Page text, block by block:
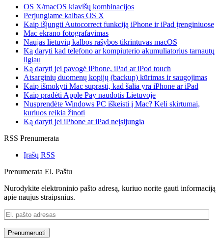
OS X/macOS klavišų kombinacijos
Perjungiame kalbas OS X
Kaip išjungti Autocorrect funkciją iPhone ir iPad įrenginiuose
Mac ekrano fotografavimas
Naujas lietuvių kalbos rašybos tikrintuvas macOS
Ką daryti kad telefono ar kompiuterio akumuliatorius tarnautų
ilgiau
Ką daryti jei pavogė iPhone, iPad ar iPod touch
Atsarginių duomenų kopijų (backup) kūrimas ir saugojimas
Kaip išmokyti Mac suprasti, kad šalia yra iPhone ar iPad
Kaip pradėti Apple Pay naudotis Lietuvoje
Nusprendėte Windows PC iškeisti į Mac? Keli skirtumai,
kuriuos reikia žinoti
Ką daryti jei iPhone ar iPad neįsijungia
RSS Prenumerata
Įrašų RSS
Prenumerata El. Paštu
Nurodykite elektroninio pašto adresą, kuriuo norite gauti informaciją
apie naujus straipsnius.
El.
pašto
adresas
Prenumeruoti